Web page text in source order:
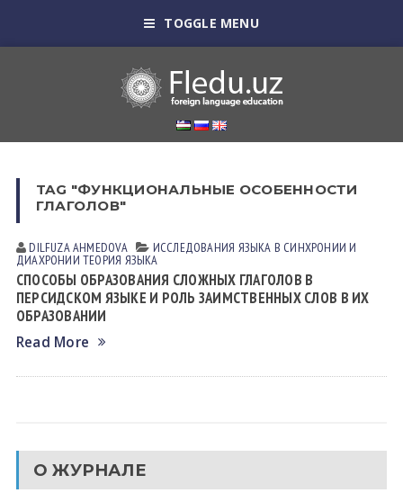
TOGGLE MENU
TAG "ФУНКЦИОНАЛЬНЫЕ ОСОБЕННОСТИ
ГЛАГОЛОВ"
DILFUZA АHMEDOVА ИССЛЕДОВАНИЯ ЯЗЫКА В СИНХРОНИИ И
ДИАХРОНИИ ТЕОРИЯ ЯЗЫКА
СПОСОБЫ ОБРАЗОВАНИЯ СЛОЖНЫХ ГЛАГОЛОВ В
ПЕРСИДСКОМ ЯЗЫКЕ И РОЛЬ ЗАИМСТВЕННЫХ СЛОВ В ИХ
ОБРАЗОВАНИИ
Read More
О ЖУРНАЛЕ